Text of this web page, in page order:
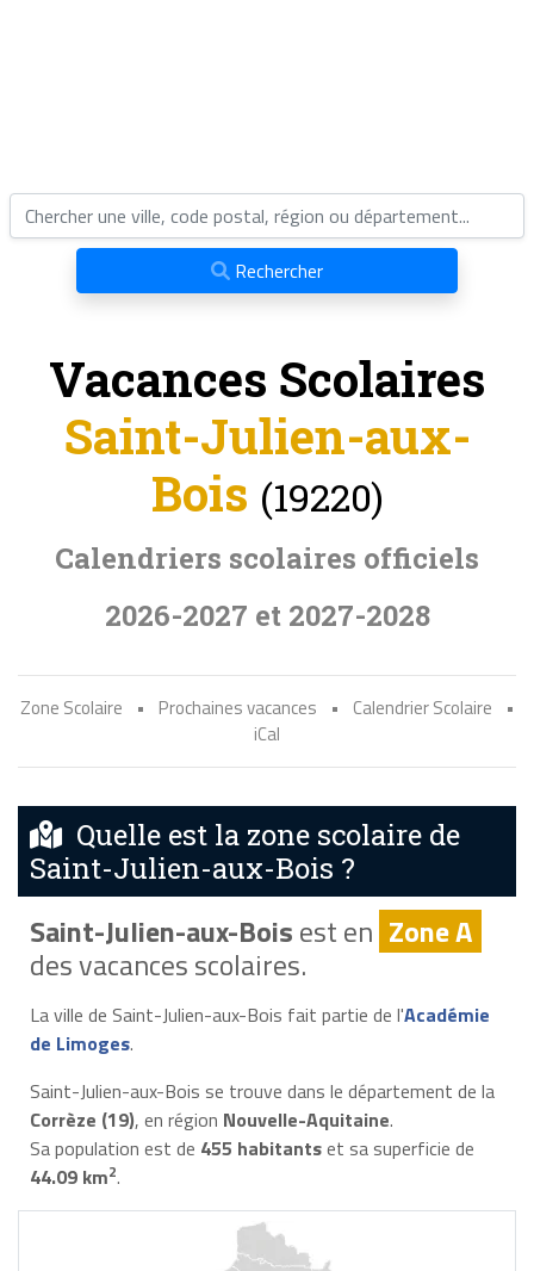
Rechercher
Vacances Scolaires
Saint-Julien-aux-
Bois (19220)
Calendriers scolaires officiels
2026-2027 et 2027-2028
Zone Scolaire • Prochaines vacances • Calendrier Scolaire
•
iCal
Quelle est la zone scolaire de
Saint-Julien-aux-Bois ?
Saint-Julien-aux-Boisest en Zone A
des vacances scolaires.
La ville de Saint-Julien-aux-Bois fait partie de l'Académie
de Limoges.
Saint-Julien-aux-Bois se trouve dans le département de la
Corrèze (19), en région Nouvelle-Aquitaine.
Sa population est de 455 habitantset sa superficie de
44.09 km2.